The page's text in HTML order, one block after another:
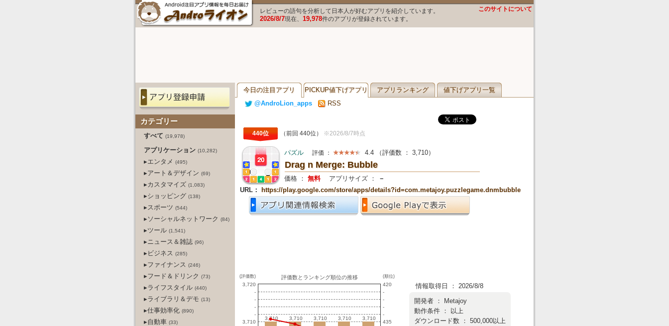
レビューの語句を分析して日本人が好むアプリを紹介しています。
2026/8/7現在、 19,978件のアプリが登録されています。
このサイトについて
今日の注目アプリ PICKUP値下げアプリ アプリランキング
値下げアプリ一覧
@AndroLion_apps
RSS
カテゴリー
すべて (19,978)
アプリケーション (10,282)
▸エンタメ (495)
▸アート＆デザイン (69)
▸カスタマイズ (1,083)
▸ショッピング (138)
▸スポーツ (544)
▸ソーシャルネットワーク (84)
▸ツール (1,541)
▸ニュース＆雑誌 (96)
▸ビジネス (285)
▸ファイナンス (246)
▸フード＆ドリンク (73)
▸ライフスタイル (440)
▸ライブラリ＆デモ (13)
▸仕事効率化 (890)
▸自動車 (33)
440位 （前回 440位） ※2026/8/7時点
パズル 評価 ： 4.4 （評価数 ： 3,710）
Drag n Merge: Bubble
価格 ： 無料 アプリサイズ ：
－
URL：
https://play.google.com/store/apps/details?id=com.metajoy.puzzlegame.dnmbubble
(評価数)
3,720
-
-
-
-
3,710
評価数とランキング順位の推移
3,710
3,710 3,710
3,710 3,710
3,710 3,710
3,710 3,710
3,710
(順位)
420
-
-
-
-
435
情報取得日 ： 2026/8/8
開発者 ：
Metajoy
動作条件 ： 以上
ダウンロード数 ： 500,000以上